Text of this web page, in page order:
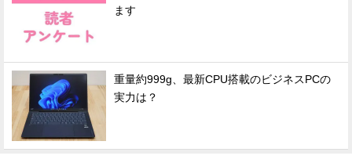
ます
重量約999g、最新CPU搭載のビジネスPCの
実力は？